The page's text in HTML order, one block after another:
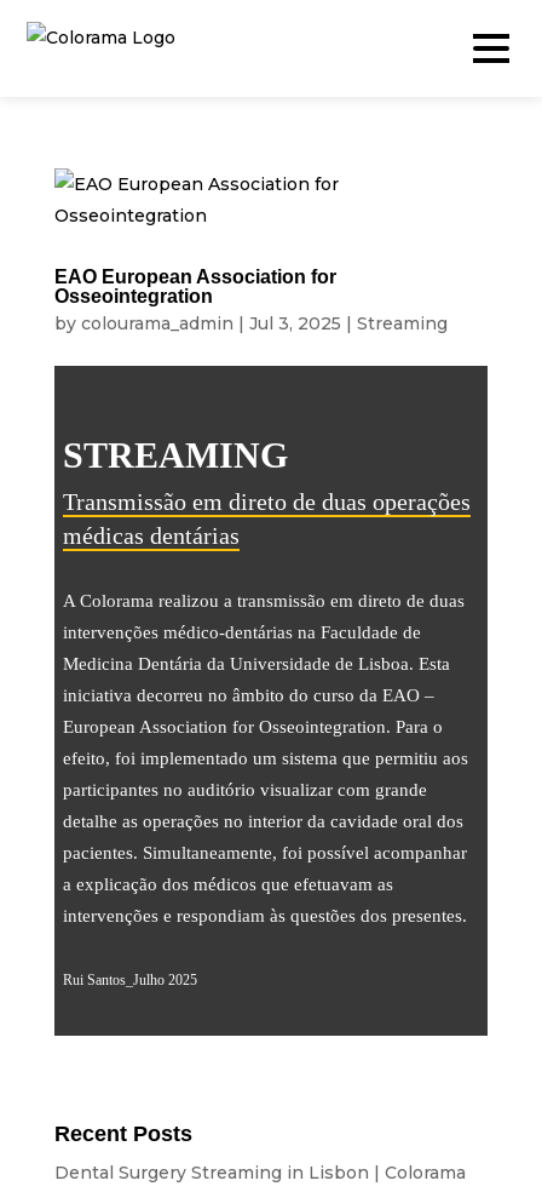
Production & Content
Video
Photography
Podcast
Drone
Live Events
Streaming
Sound
Light
Platforms
Screens & Projection
Websites
Visual Identity
Films & TV Series
Studio
EAO European Association for
Osseointegration
by colourama_admin | Jul 3, 2025 | Streaming
STREAMING
Transmissão em direto de duas operações
médicas dentárias
A Colorama realizou a transmissão em direto de duas
intervenções médico-dentárias na Faculdade de
Medicina Dentária da Universidade de Lisboa. Esta
iniciativa decorreu no âmbito do curso da EAO –
European Association for Osseointegration. Para o
efeito, foi implementado um sistema que permitiu aos
participantes no auditório visualizar com grande
detalhe as operações no interior da cavidade oral dos
pacientes. Simultaneamente, foi possível acompanhar
a explicação dos médicos que efetuavam as
intervenções e respondiam às questões dos presentes.
Rui Santos_Julho 2025
Recent Posts
Dental Surgery Streaming in Lisbon | Colorama